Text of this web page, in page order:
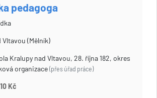
pedagoga
Vltavou (Mělník)
Kralupy nad Vltavou, 28. října 182, okres
organizace (přes úřad práce)
Kč